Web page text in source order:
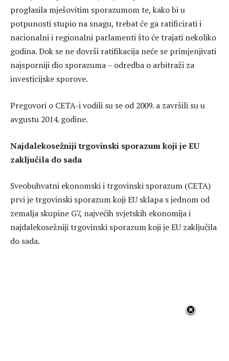
proglasila mješovitim sporazumom te, kako bi u
potpunosti stupio na snagu, trebat će ga ratificirati i
nacionalni i regionalni parlamenti što će trajati nekoliko
godina. Dok se ne dovrši ratifikacija neće se primjenjivati
najsporniji dio sporazuma – odredba o arbitraži za
investicijske sporove.
Pregovori o CETA-i vodili su se od 2009. a završili su u
avgustu 2014. godine.
Najdalekosežniji trgovinski sporazum koji je EU
zaključila do sada
Sveobuhvatni ekonomski i trgovinski sporazum (CETA)
prvi je trgovinski sporazum koji EU sklapa s jednom od
zemalja skupine G7, najvećih svjetskih ekonomija i
najdalekosežniji trgovinski sporazum koji je EU zaključila
do sada.